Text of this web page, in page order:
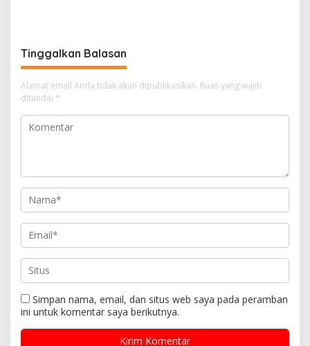
Tinggalkan Balasan
Alamat email Anda tidak akan dipublikasikan. Ruas yang wajib
ditandai *
Simpan nama, email, dan situs web saya pada peramban
ini untuk komentar saya berikutnya.